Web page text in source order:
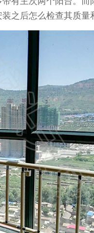
之后怎么检查其质量